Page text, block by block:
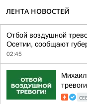
ЛЕНТА НОВОСТЕЙ
Отбой воздушной
Осетии, сообщают
02:45
тревоги